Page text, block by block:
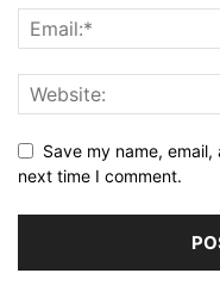
Save my name,
next time I comment.